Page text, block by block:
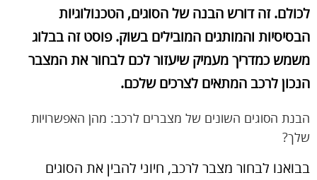
לכולם. זה דורש הבנה של הסוגים, הטכנולוגיות
הבסיסיות והמותגים המובילים בשוק. פוסט זה בבלוג
משמש כמדריך מעמיק שיעזור לכם לבחור את המצבר
הנכון לרכב המתאים לצרכים שלכם.
הבנת הסוגים השונים של מצברים לרכב: מהן האפשרויות
שלך?
בבואנו לבחור מצבר לרכב, חיוני להבין את הסוגים